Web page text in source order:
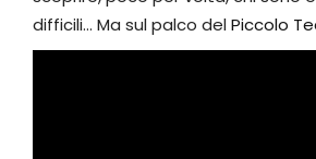
difficili… Ma sul palco delPiccolo